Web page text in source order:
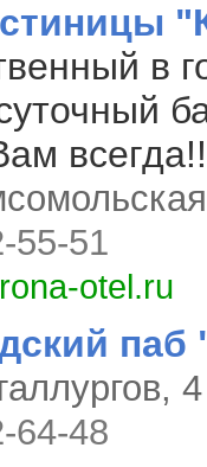
в
55-51
otel.ru
паб
4
64-48